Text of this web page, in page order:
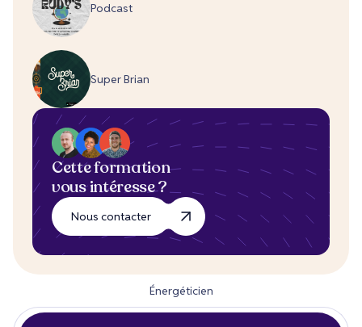
Podcast
Super Brian
Cette formation
vous intéresse ?
Nous contacter
Énergéticien